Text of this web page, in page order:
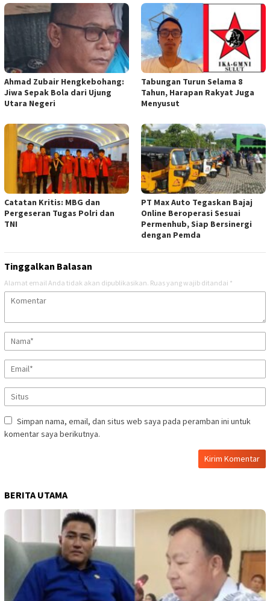
Ahmad Zubair Hengkebohang:
Jiwa Sepak Bola dari Ujung
Utara Negeri
Tabungan Turun Selama 8
Tahun, Harapan Rakyat Juga
Menyusut
Catatan Kritis: MBG dan
Pergeseran Tugas Polri dan
TNI
PT Max Auto Tegaskan Bajaj
Online Beroperasi Sesuai
Permenhub, Siap Bersinergi
dengan Pemda
Tinggalkan Balasan
Alamat email Anda tidak akan dipublikasikan. Ruas yang wajib ditandai *
Simpan nama, email, dan situs web saya pada peramban ini untuk
komentar saya berikutnya.
BERITA UTAMA